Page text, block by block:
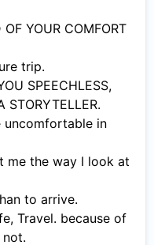
YOUR COMFORT
trip.
SPEECHLESS,
STORYTELLER.
uncomfortable in
me the way I look at
to arrive.
Travel. because of